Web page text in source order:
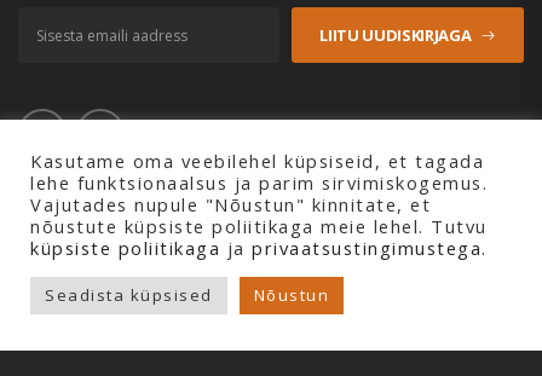
LIITU UUDISKIRJAGA
Copyright © 2026 Profline AS. Kõik õigused kaitstud.
Kasutame oma veebilehel küpsiseid, et tagada
lehe funktsionaalsus ja parim sirvimiskogemus.
Vajutades nupule "Nõustun" kinnitate, et
nõustute küpsiste poliitikaga meie lehel. Tutvu
küpsiste poliitikaga ja privaatsustingimustega.
Seadista küpsised Nõustun